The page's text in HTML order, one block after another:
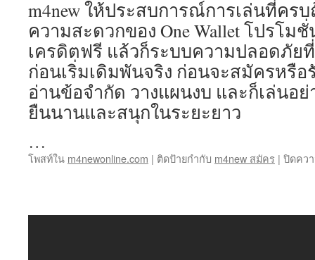
m4new ให้ประสบการณ์การเล่นที่คร
ความสะดวกของ One Wallet โปรโม
เครดิตฟรี แล้วก็ระบบความปลอดภัย
ก่อนเริ่มเดิมพันจริง ก่อนจะสมัครหรื
อ่านข้อจำกัด วางแผนงบ และก็เล่นอย่
ยืนนานและสนุกในระยะยาว
…
โพสท์ใน m4newonline.com | ติดป้ายกำกับ m4new สมัคร | ปิดคว